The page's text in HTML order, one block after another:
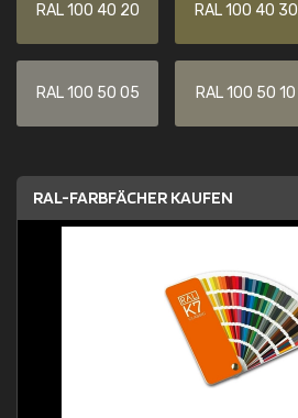
RAL 100 40 20 RAL 100 40 30
RAL 100 50 05 RAL 100 50 10
RAL-FARBFÄCHER KAUFEN